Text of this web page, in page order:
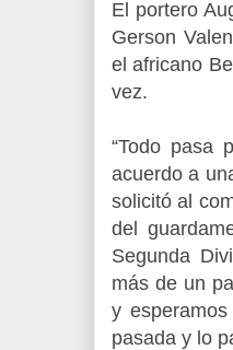
El portero
Gerson
el africano
vez.
“Todo pasa
acuerdo a
solicitó al
del
Segunda
más de un
y
pasada y lo